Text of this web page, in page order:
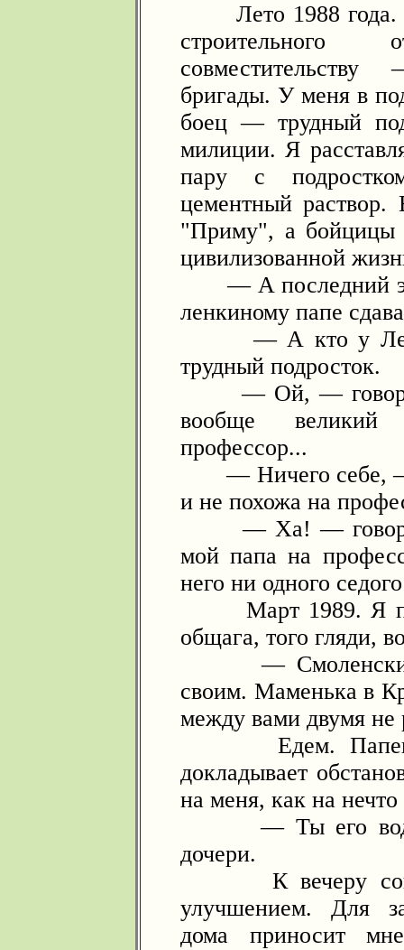
Лето 1988 года. Я
бригады. У меня в
боец — трудный
милиции. Я
пару с
цементный раствор.
"Приму", а бойцицы
цивилизованной
— А последний
ленкиному папе
— А кто у Ленки
трудный подросток.
— Ой, — говорит
вообще
профессор...
— Ничего себе, —
и не похожа на
— Ха! —
мой папа на
него ни одного
Март 1989. Я
общага, того гляди,
— Смоленский,
своим. Маменька в
между вами двумя не
Едем. Папенька
докладывает
на меня, как на
— Ты его
дочери.
К вечеру совет
улучшением. Для
дома приносит